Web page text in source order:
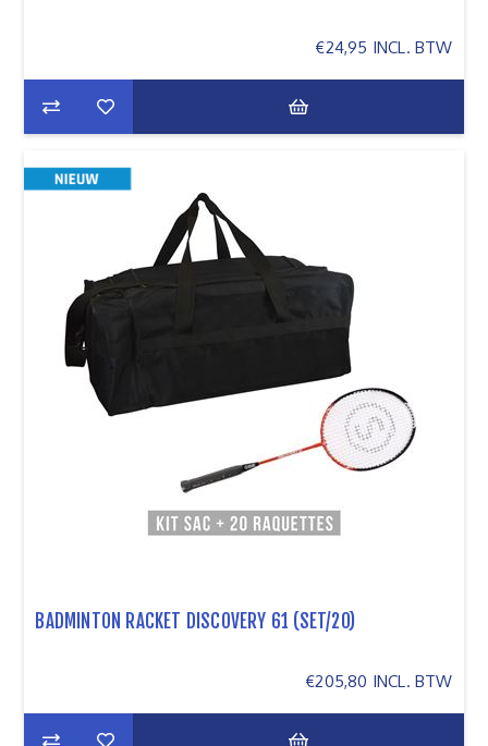
€24,95 INCL. BTW
BADMINTON RACKET DISCOVERY 61 (SET/20)
€205,80 INCL. BTW